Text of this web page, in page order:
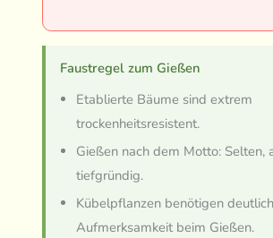
Faustregel zum Gießen
Etablierte Bäume sind extrem
trockenheitsresistent.
Gießen nach dem Motto: Selten,
tiefgründig.
Kübelpflanzen benötigen
Aufmerksamkeit beim Gießen.